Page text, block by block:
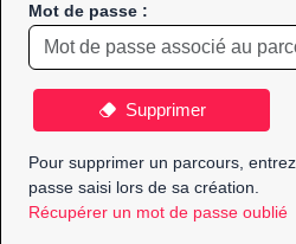
Mot de passe :
Supprimer
Pour supprimer un parcours,
passe saisi lors de sa création.
Récupérer un mot de passe oublié